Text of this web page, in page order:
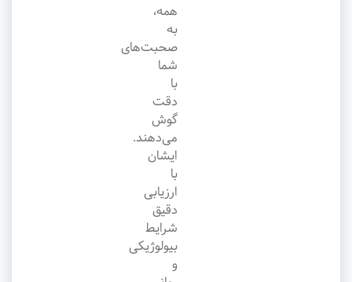
همه،
به
صحبت‌های
شما
با
دقت
گوش
می‌دهند.
ایشان
با
ارزیابی
دقیق
شرایط
بیولوژیکی
و